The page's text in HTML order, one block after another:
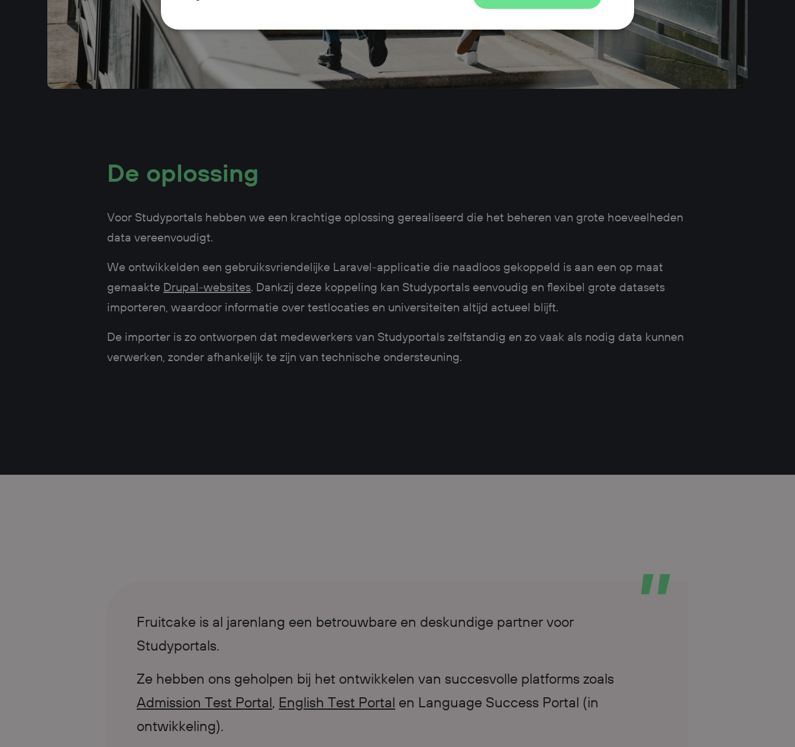
De oplossing
Voor Studyportals hebben we een krachtige oplossing gerealiseerd die het beheren van grote hoeveelheden
data vereenvoudigt.
We ontwikkelden een gebruiksvriendelijke Laravel-applicatie die naadloos gekoppeld is aan een op maat
gemaakte Drupal-websites. Dankzij deze koppeling kan Studyportals eenvoudig en flexibel grote datasets
importeren, waardoor informatie over testlocaties en universiteiten altijd actueel blijft.
De importer is zo ontworpen dat medewerkers van Studyportals zelfstandig en zo vaak als nodig data kunnen
verwerken, zonder afhankelijk te zijn van technische ondersteuning.
Fruitcake is al jarenlang een betrouwbare en deskundige partner voor
Studyportals.
Ze hebben ons geholpen bij het ontwikkelen van succesvolle platforms zoals
Admission Test Portal, English Test Portal en Language Success Portal (in
ontwikkeling).